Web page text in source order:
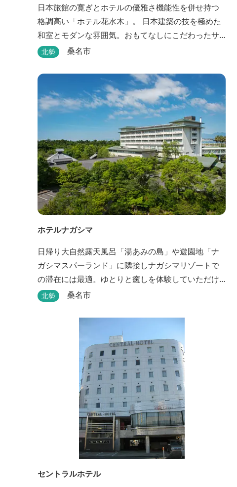
日本旅館の寛ぎとホテルの優雅さ機能性を併せ持つ
格調高い「ホテル花水木」。 日本建築の技を極めた
和室とモダンな雰囲気。おもてなしにこだわったサ
ービスと露天風呂や四季折々旬のお料理をご満喫い
北勢 桑名市
ホテルナガシマ
日帰り大自然露天風呂「湯あみの島」や遊園地「ナ
ガシマスパーランド」に隣接しナガシマリゾートで
の滞在には最適。ゆとりと癒しを体験していただけ
る雰囲気が人気
北勢 桑名市
セントラルホテル